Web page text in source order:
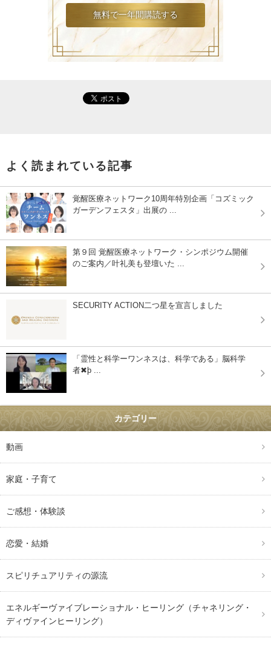
よく読まれている記事
覚醒医療ネットワーク10周年特別企画「コズミック
ガーデンフェスタ」出展の ...
第９回 覚醒医療ネットワーク・シンポジウム開催
のご案内／叶礼美も登壇いた ...
SECURITY ACTION二つ星を宣言しました
「霊性と科学ーワンネスは、科学である」脳科学
者✖þ ...
カテゴリー
動画
家庭・子育て
ご感想・体験談
恋愛・結婚
スピリチュアリティの源流
エネルギーヴァイブレーショナル・ヒーリング（チャネリング・
ディヴァインヒーリング）